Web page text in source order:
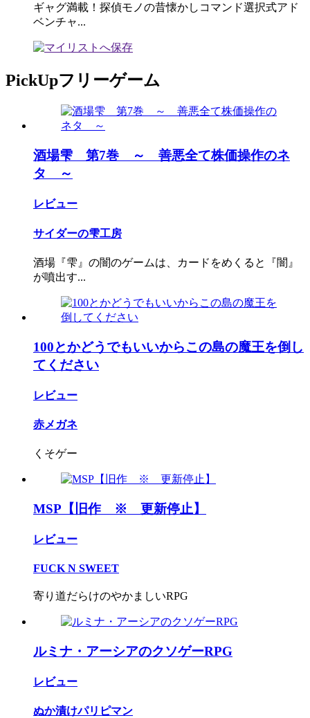
ギャグ満載！探偵モノの昔懐かしコマンド選択式アド
ベンチャ...
PickUpフリーゲーム
酒場雫 第7巻 ～ 善悪全て株価操作のネ
タ ～
レビュー
サイダーの雫工房
酒場『雫』の闇のゲームは、カードをめくると『闇』
が噴出す...
100とかどうでもいいからこの島の魔王を倒し
てください
レビュー
赤メガネ
くそゲー
MSP【旧作 ※ 更新停止】
レビュー
FUCK N SWEET
寄り道だらけのやかましいRPG
ルミナ・アーシアのクソゲーRPG
レビュー
ぬか漬けパリピマン